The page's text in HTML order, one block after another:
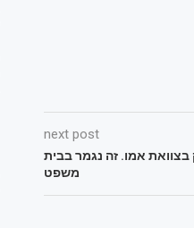
next post
אמו. זה נגמר בבית
משפט